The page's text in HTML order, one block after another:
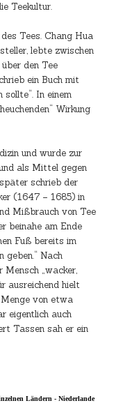
Teekultur.
Tees. Chang Hua
lebte zwischen
den Tee
ein Buch mit
sollte“. In einem
Wirkung
und wurde zur
als Mittel gegen
schrieb der
(1647 – 1685) in
Mißbrauch von Tee
beinahe am Ende
Fuß bereits im
geben.“ Nach
Mensch „wacker,
ausreichend hielt
von etwa
eigentlich auch
Tassen sah er ein
Ländern - Niederlande